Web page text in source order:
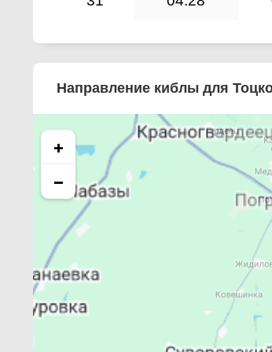
Направление киблы для
+
−